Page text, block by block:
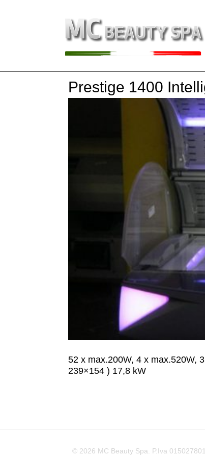
Prestige 1400
52 x max.200W, 4 x max.520W,
239×154 ) 17,8 kW
© 2026 MC Beauty Spa. P.Iva